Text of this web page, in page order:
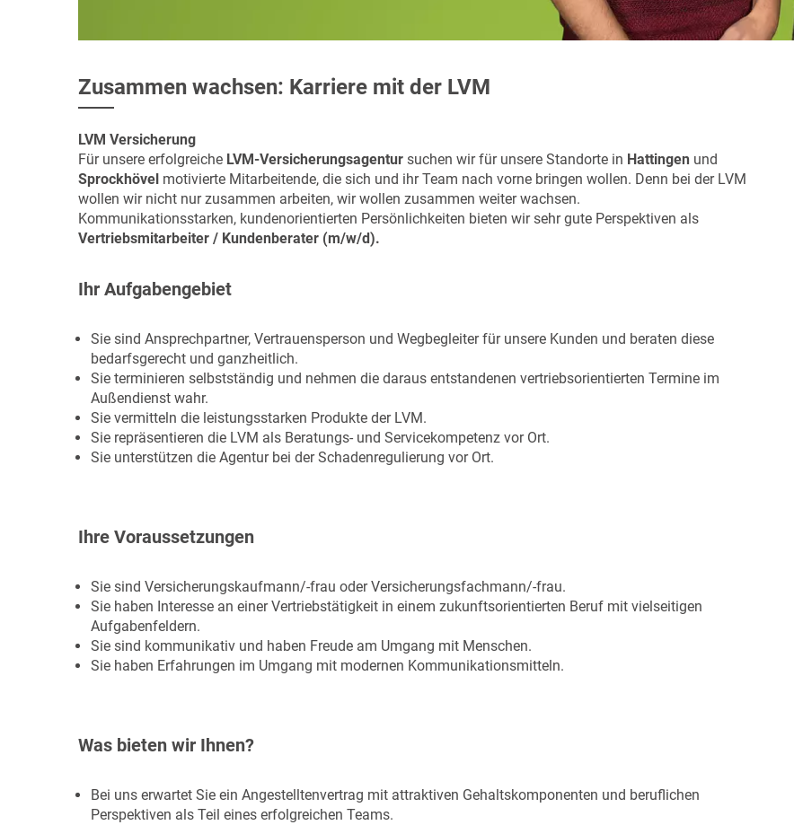
Zusammen wachsen: Karriere mit der LVM
LVM Versicherung
Für unsere erfolgreiche LVM-Versicherungsagentur suchen wir für unsere Standorte in Hattingen und
Sprockhövel motivierte Mitarbeitende, die sich und ihr Team nach vorne bringen wollen. Denn bei der LVM
wollen wir nicht nur zusammen arbeiten, wir wollen zusammen weiter wachsen.
Kommunikationsstarken, kundenorientierten Persönlichkeiten bieten wir sehr gute Perspektiven als
Vertriebsmitarbeiter / Kundenberater (m/w/d).
Ihr Aufgabengebiet
Sie sind Ansprechpartner, Vertrauensperson und Wegbegleiter für unsere Kunden und beraten diese
bedarfsgerecht und ganzheitlich.
Sie terminieren selbstständig und nehmen die daraus entstandenen vertriebsorientierten Termine im
Außendienst wahr.
Sie vermitteln die leistungsstarken Produkte der LVM.
Sie repräsentieren die LVM als Beratungs- und Servicekompetenz vor Ort.
Sie unterstützen die Agentur bei der Schadenregulierung vor Ort.
Ihre Voraussetzungen
Sie sind Versicherungskaufmann/-frau oder Versicherungsfachmann/-frau.
Sie haben Interesse an einer Vertriebstätigkeit in einem zukunftsorientierten Beruf mit vielseitigen
Aufgabenfeldern.
Sie sind kommunikativ und haben Freude am Umgang mit Menschen.
Sie haben Erfahrungen im Umgang mit modernen Kommunikationsmitteln.
Was bieten wir Ihnen?
Bei uns erwartet Sie ein Angestelltenvertrag mit attraktiven Gehaltskomponenten und beruflichen
Perspektiven als Teil eines erfolgreichen Teams.